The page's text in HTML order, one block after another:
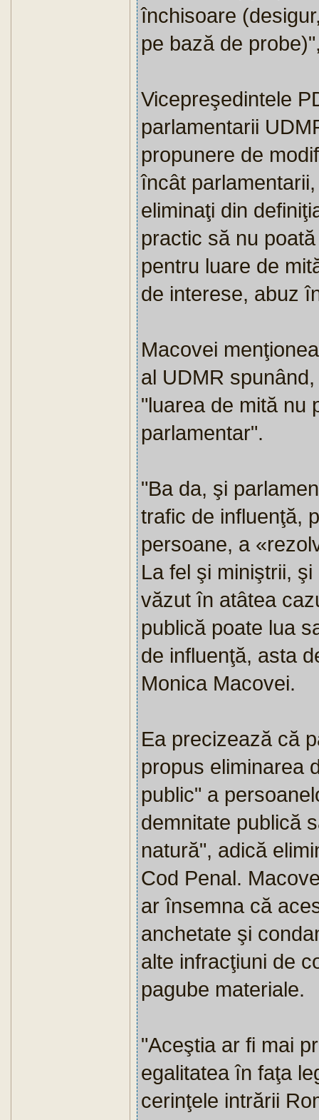
închisoare
pe bază de
Vicepreşedintele
parlamentarii
propunere de
încât
eliminaţi din
practic să nu
pentru luare de
de interese, abuz
Macovei
al UDMR
"luarea de mită nu
parlamentar".
"Ba da, şi
trafic de influenţă,
persoane, a
La fel şi miniştrii,
văzut în atâtea
publică poate lua
de influenţă, asta
Monica Macovei.
Ea precizează că
propus eliminarea
public" a
demnitate publică
natură", adică
Cod Penal.
ar însemna că
anchetate şi
alte infracţiuni de
pagube materiale.
"Aceştia ar fi mai
egalitatea în faţa
cerinţele intrării